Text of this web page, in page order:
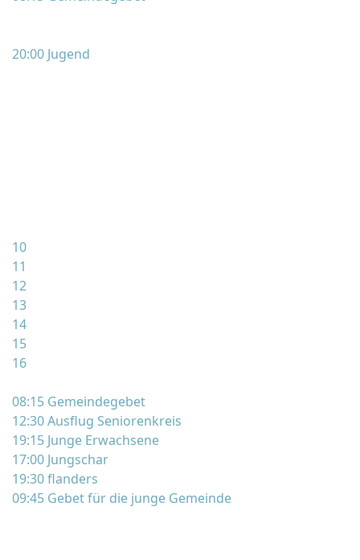
20:00 Jugend
10
11
12
13
14
15
16
08:15 Gemeindegebet
12:30 Ausflug Seniorenkreis
19:15 Junge Erwachsene
17:00 Jungschar
19:30 flanders
09:45 Gebet für die junge Gemeinde